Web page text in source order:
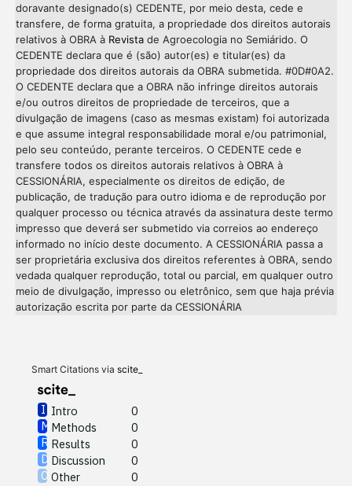
doravante designado(s) CEDENTE, por meio desta, cede e
transfere, de forma gratuita, a propriedade dos direitos autorais
relativos à OBRA à Revistade Agroecologia no Semiárido. O
CEDENTE declara que é (são) autor(es) e titular(es) da
propriedade dos direitos autorais da OBRA submetida. #0D#0A2.
O CEDENTE declara que a OBRA não infringe direitos autorais
e/ou outros direitos de propriedade de terceiros, que a
divulgação de imagens (caso as mesmas existam) foi autorizada
e que assume integral responsabilidade moral e/ou patrimonial,
pelo seu conteúdo, perante terceiros. O CEDENTE cede e
transfere todos os direitos autorais relativos à OBRA à
CESSIONÁRIA, especialmente os direitos de edição, de
publicação, de tradução para outro idioma e de reprodução por
qualquer processo ou técnica através da assinatura deste termo
impresso que deverá ser submetido via correios ao endereço
informado no início deste documento. A CESSIONÁRIA passa a
ser proprietária exclusiva dos direitos referentes à OBRA, sendo
vedada qualquer reprodução, total ou parcial, em qualquer outro
meio de divulgação, impresso ou eletrônico, sem que haja prévia
autorização escrita por parte da CESSIONÁRIA
Smart Citations via scite_
Intro
0
Methods
0
Results
0
Discussion
0
Other
0
Intro